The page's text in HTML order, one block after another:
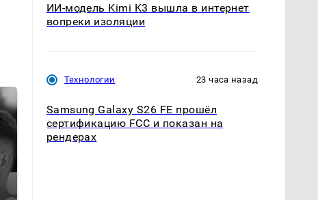
ИИ-модель Kimi K3 вышла в интернет
вопреки изоляции
Технологии 23 часа назад
Samsung Galaxy S26 FE прошёл
сертификацию FCC и показан на
рендерах